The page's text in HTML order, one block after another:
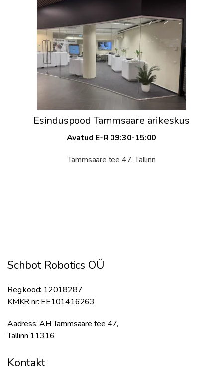
Esinduspood Tammsaare ärikeskus
Avatud E-R 09:30-15:00
Tammsaare tee 47, Tallinn
Schbot Robotics OÜ
Reg.kood: 12018287
KMKR nr: EE101416263
Aadress: AH Tammsaare tee 47,
Tallinn 11316
Kontakt